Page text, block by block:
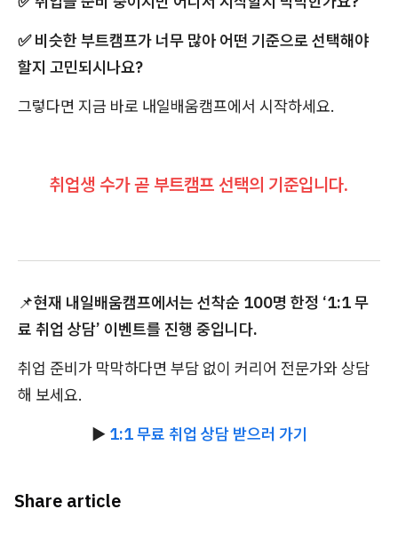
✅ 비슷한 부트캠프가 너무 많아 어떤 기준으로 선택해야
할지 고민되시나요?
그렇다면 지금 바로 내일배움캠프에서 시작하세요.
취업생 수가 곧 부트캠프 선택의 기준입니다.
📌현재 내일배움캠프에서는 선착순 100명 한정 ‘1:1 무
료 취업 상담’ 이벤트를 진행 중입니다.
취업 준비가 막막하다면 부담 없이 커리어 전문가와 상담
해 보세요.
▶️ 1:1 무료 취업 상담 받으러 가기
Share article